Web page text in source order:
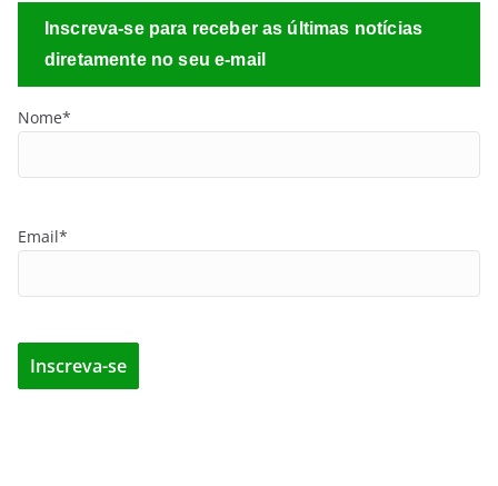
Inscreva-se para receber as últimas notícias
diretamente no seu e-mail
Nome*
Email*